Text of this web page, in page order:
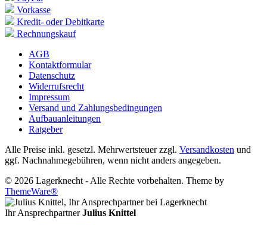
Vorkasse
Kredit- oder Debitkarte
Rechnungskauf
AGB
Kontaktformular
Datenschutz
Widerrufsrecht
Impressum
Versand und Zahlungsbedingungen
Aufbauanleitungen
Ratgeber
Alle Preise inkl. gesetzl. Mehrwertsteuer zzgl. Versandkosten und
ggf. Nachnahmegebühren, wenn nicht anders angegeben.
© 2026 Lagerknecht - Alle Rechte vorbehalten. Theme by
ThemeWare®
Ihr Ansprechpartner Julius Knittel